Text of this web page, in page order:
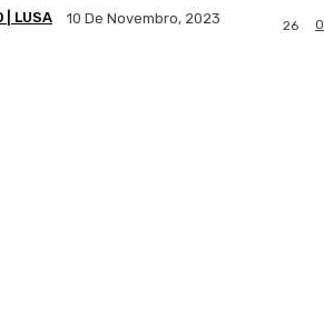
| LUSA 10 De Novembro, 2023 0
26